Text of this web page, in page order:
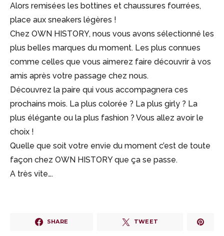
Alors remisées les bottines et chaussures fourrées,
place aux sneakers légères !
Chez OWN HISTORY, nous vous avons sélectionné les
plus belles marques du moment. Les plus connues
comme celles que vous aimerez faire découvrir à vos
amis après votre passage chez nous.
Découvrez la paire qui vous accompagnera ces
prochains mois. La plus colorée ? La plus girly ? La
plus élégante ou la plus fashion ? Vous allez avoir le
choix !
Quelle que soit votre envie du moment c’est de toute
façon chez OWN HISTORY que ça se passe.
A très vite….
SHARE TWEET